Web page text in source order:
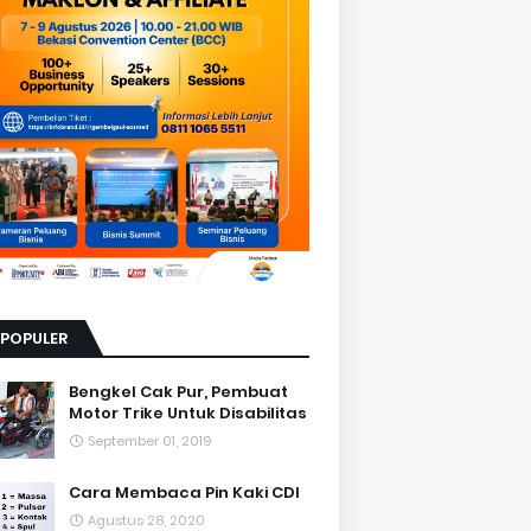
Bengkel Cak Pur, Pembuat
Motor Trike Untuk Disabilitas
September 01, 2019
Cara Membaca Pin Kaki CDI
Agustus 28, 2020